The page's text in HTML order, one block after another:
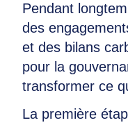
Pendant
des
et des bilans
pour la
transformer ce
La première